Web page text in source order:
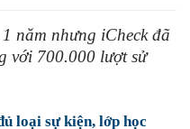
năm nhưng iCheck đã
với 700.000 lượt sử
loại sự kiện, lớp học